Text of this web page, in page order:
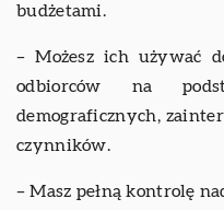
budżetami.
– Możesz ich używać
odbiorców na
demograficznych,
czynników.
– Masz pełną kontrolę